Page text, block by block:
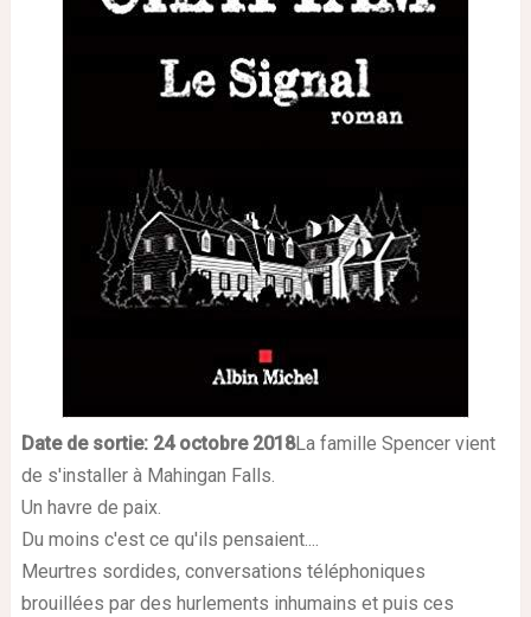
Date de sortie: 24 octobre2018La famille Spencer vient
de s'installer à Mahingan Falls.
Un havre de paix.
Du moins c'est ce qu'ils pensaient....
Meurtres sordides, conversations téléphoniques
brouillées par des hurlements inhumains et puis ces